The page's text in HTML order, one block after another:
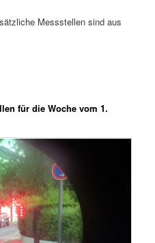
Messstellen sind aus
für die Woche vom 1.